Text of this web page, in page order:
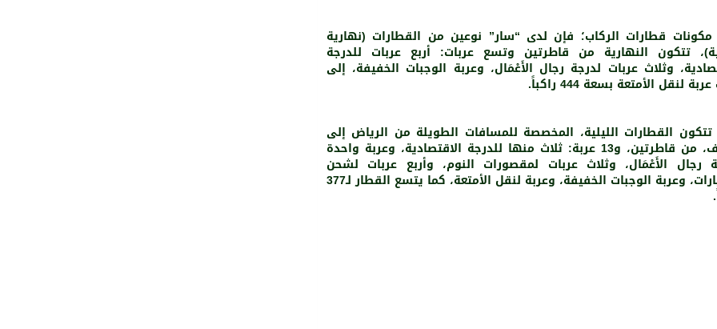
قطارات الركاب؛ فإن لدى “سار” نوعين من القطارات (نهارية
تتكون النهارية من قاطرتين وتسع عربات: أربع عربات للدرجة
وثلاث عربات لدرجة رجال الأَعْمَال، وعربة الوجبات الخفيفة، إلى
لنقل الأمتعة بسعة 444 راكباً.
تتكون القطارات الليلية، المخصصة للمسافات الطويلة من الرياض إلى
الجوف، من قاطرتين، و13 عربة: ثلاث منها للدرجة الاقتصادية، وعربة واحدة
رجال الأَعْمَال، وثلاث عربات لمقصورات النوم، وأربع عربات لشحن
السيارات، وعربة الوجبات الخفيفة، وعربة لنقل الأمتعة، كما يتسع القطار لـ377